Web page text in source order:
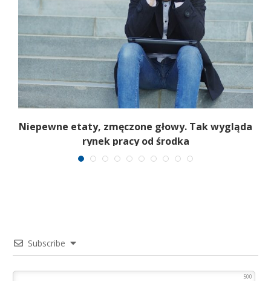
Niepewne etaty, zmęczone głowy. Tak wygląda
rynek pracy od środka
Subscribe
500